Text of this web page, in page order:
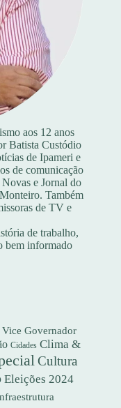
aos 12 anos
Batista Custódio
de Ipameri e
de comunicação
e Jornal do
Também
de TV e
de trabalho,
bem informado
Governador
Cidades Clima &
Cultura
Eleições 2024